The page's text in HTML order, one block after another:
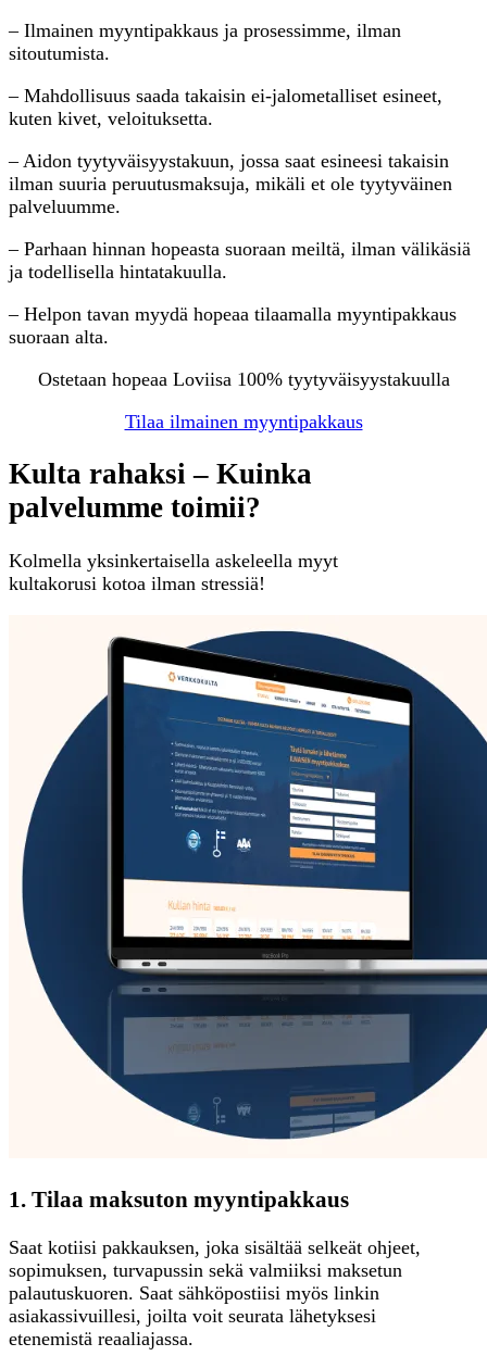
– Ilmainen myyntipakkaus ja prosessimme, ilman
sitoutumista.
– Mahdollisuus saada takaisin ei-jalometalliset esineet,
kuten kivet, veloituksetta.
– Aidon tyytyväisyystakuun, jossa saat esineesi takaisin
ilman suuria peruutusmaksuja, mikäli et ole tyytyväinen
palveluumme.
– Parhaan hinnan hopeasta suoraan meiltä, ilman välikäsiä
ja todellisella hintatakuulla.
– Helpon tavan myydä hopeaa tilaamalla myyntipakkaus
suoraan alta.
Ostetaan hopeaa Loviisa 100% tyytyväisyystakuulla
Tilaa ilmainen myyntipakkaus
Kulta rahaksi – Kuinka
palvelumme toimii?
Kolmella yksinkertaisella askeleella myyt
kultakorusi kotoa ilman stressiä!
1. Tilaa maksuton myyntipakkaus
Saat kotiisi pakkauksen, joka sisältää selkeät ohjeet,
sopimuksen, turvapussin sekä valmiiksi maksetun
palautuskuoren. Saat sähköpostiisi myös linkin
asiakassivuillesi, joilta voit seurata lähetyksesi
etenemistä reaaliajassa.